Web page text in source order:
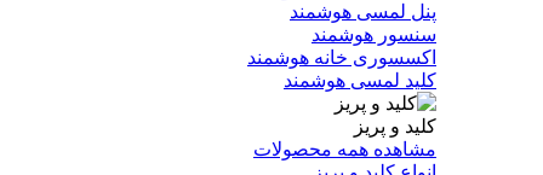
پنل لمسی هوشمند
سنسور هوشمند
اکسسوری خانه هوشمند
کلید لمسی هوشمند
کلید و پریز
مشاهده همه محصولات